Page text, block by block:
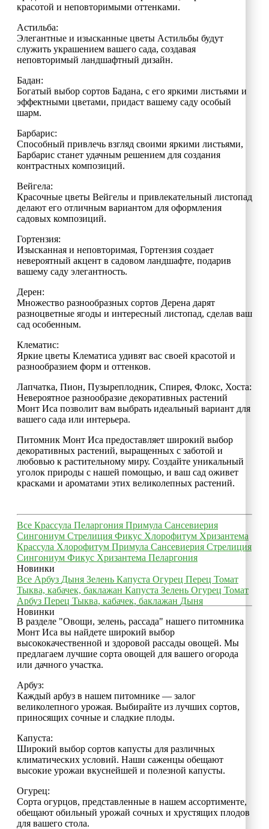
красотой и неповторимыми оттенками.
Астильба:
Элегантные и изысканные цветы Астильбы будут
служить украшением вашего сада, создавая
неповторимый ландшафтный дизайн.
Бадан:
Богатый выбор сортов Бадана, с его яркими листьями и
эффектными цветами, придаст вашему саду особый
шарм.
Барбарис:
Способный привлечь взгляд своими яркими листьями,
Барбарис станет удачным решением для создания
контрастных композиций.
Вейгела:
Красочные цветы Вейгелы и привлекательный листопад
делают его отличным вариантом для оформления
садовых композиций.
Гортензия:
Изысканная и неповторимая, Гортензия создает
невероятный акцент в садовом ландшафте, подарив
вашему саду элегантность.
Дерен:
Множество разнообразных сортов Дерена дарят
разноцветные ягоды и интересный листопад, сделав ваш
сад особенным.
Клематис:
Яркие цветы Клематиса удивят вас своей красотой и
разнообразием форм и оттенков.
Лапчатка, Пион, Пузыреплодник, Спирея, Флокс, Хоста:
Невероятное разнообразие декоративных растений
Монт Иса позволит вам выбрать идеальный вариант для
вашего сада или интерьера.
Питомник Монт Иса предоставляет широкий выбор
декоративных растений, выращенных с заботой и
любовью к растительному миру. Создайте уникальный
уголок природы с нашей помощью, и ваш сад оживет
красками и ароматами этих великолепных растений.
Все Крассула Пеларгония Примула Сансевиерия
Сингониум Стрелиция Фикус Хлорофитум Хризантема
Крассула Хлорофитум Примула Сансевиерия Стрелиция
Сингониум Фикус Хризантема Пеларгония
Новинки
Все Арбуз Дыня Зелень Капуста Огурец Перец Томат
Тыква, кабачек, баклажан Капуста Зелень Огурец Томат
Арбуз Перец Тыква, кабачек, баклажан Дыня
Новинки
В разделе "Овощи, зелень, рассада" нашего питомника
Монт Иса вы найдете широкий выбор
высококачественной и здоровой рассады овощей. Мы
предлагаем лучшие сорта овощей для вашего огорода
или дачного участка.
Арбуз:
Каждый арбуз в нашем питомнике — залог
великолепного урожая. Выбирайте из лучших сортов,
приносящих сочные и сладкие плоды.
Капуста:
Широкий выбор сортов капусты для различных
климатических условий. Наши саженцы обещают
высокие урожаи вкуснейшей и полезной капусты.
Огурец:
Сорта огурцов, представленные в нашем ассортименте,
обещают обильный урожай сочных и хрустящих плодов
для вашего стола.